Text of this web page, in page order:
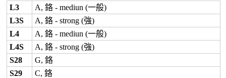
L3
A, 鉻 - mediun (一般)
L3S
A, 鉻 - strong (強)
L4
A, 鉻 - mediun (一般)
L4S
A, 鉻 - strong (強)
S28
G, 鉻
S29
C, 鉻